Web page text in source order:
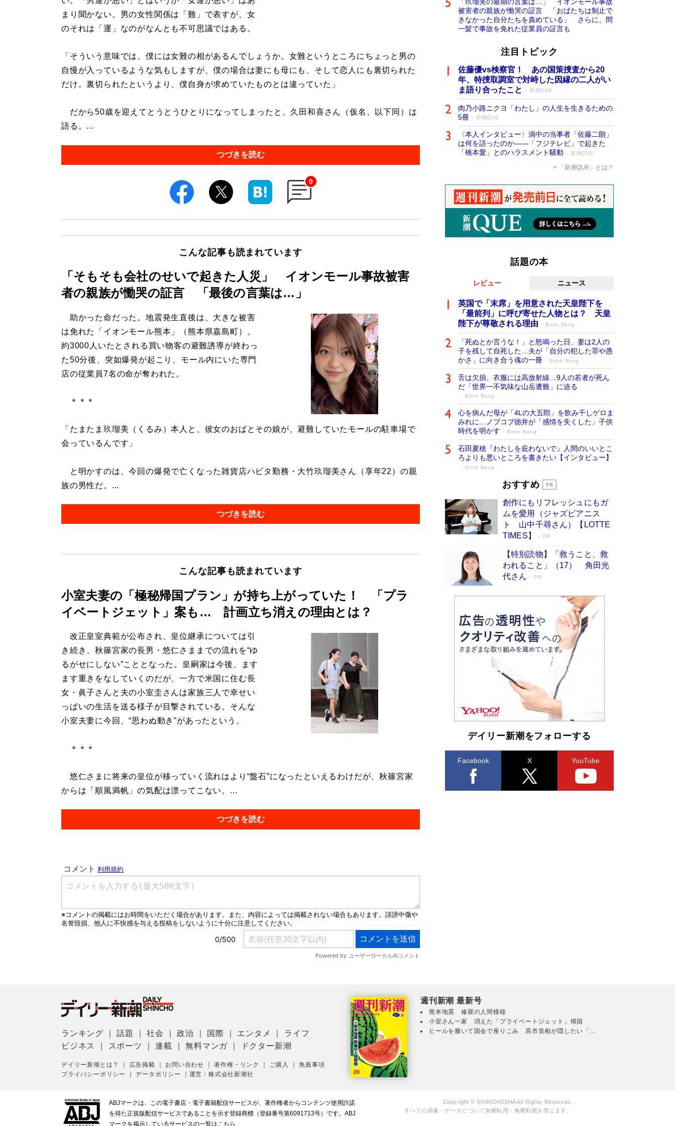
まり聞かない。男の女性関係は「難」で表すが、女
のそれは「運」なのがなんとも不可思議ではある。
「そういう意味では、僕には女難の相があるんでしょうか。女難というところにちょっと男の
自慢が入っているような気もしますが、僕の場合は妻にも母にも、そして恋人にも裏切られた
だけ。裏切られたというより、僕自身が求めていたものとは違っていた」
だから50歳を迎えてとうとうひとりになってしまったと、久田和喜さん（仮名、以下同）は
語る。...
つづきを読む
0
こんな記事も読まれています
「そもそも会社のせいで起きた人災」 イオンモール事故被害
者の親族が慟哭の証言 「最後の言葉は…」
助かった命だった。地震発生直後は、大きな被害
は免れた「イオンモール熊本」（熊本県嘉島町）。
約3000人いたとされる買い物客の避難誘導が終わっ
た50分後、突如爆発が起こり、モール内にいた専門
店の従業員7名の命が奪われた。
＊＊＊
「たまたま玖瑠美（くるみ）本人と、彼女のおばとその娘が、避難していたモールの駐車場で
会っているんです」
と明かすのは、今回の爆発で亡くなった雑貨店ハビタ勤務・大竹玖瑠美さん（享年22）の親
族の男性だ。...
つづきを読む
こんな記事も読まれています
小室夫妻の「極秘帰国プラン」が持ち上がっていた！ 「プラ
イベートジェット」案も… 計画立ち消えの理由とは？
改正皇室典範が公布され、皇位継承については引
き続き、秋篠宮家の長男・悠仁さままでの流れを“ゆ
るがせにしない”こととなった。皇嗣家は今後、ます
ます重きをなしていくのだが、一方で米国に住む長
女・眞子さんと夫の小室圭さんは家族三人で幸せい
っぱいの生活を送る様子が目撃されている。そんな
小室夫妻に今回、“思わぬ動き”があったという。
＊＊＊
悠仁さまに将来の皇位が移っていく流れはより“盤石”になったといえるわけだが、秋篠宮家
からは「順風満帆」の気配は漂ってこない。...
つづきを読む
被害者の親族が慟哭の証言 「おばたちは制止で
きなかった自分たちを責めている」 さらに、間
一髪で事故を免れた従業員の証言も
注目トピック
佐藤優vs検察官！ あの国策捜査から20
年、特捜取調室で対峙した因縁の二人がい
ま語り合ったこと
新潮QUE
肉乃小路ニクヨ「わたし」の人生を生きるための
5冊
新潮QUE
〈本人インタビュー〉渦中の当事者「佐藤二朗」
は何を語ったのか――「フジテレビ」で起きた
「橋本愛」とのハラスメント騒動
新潮QUE
「新潮QUE」とは？
話題の本
レビュー ニュース
英国で「末席」を用意された天皇陛下を
「最前列」に呼び寄せた人物とは？ 天皇
陛下が尊敬される理由
Book Bang
「死ぬとか言うな！」と怒鳴った日、妻は2人の
子を残して自死した…夫が「自分の犯した罪や愚
かさ」に向き合う魂の一冊
Book Bang
舌は欠損、衣服には高放射線…9人の若者が死ん
だ「世界一不気味な山岳遭難」に迫る
Book Bang
心を病んだ母が「4Lの大五郎」を飲み干しゲロま
みれに…ノブコブ徳井が「感情を失くした」子供
時代を明かす
Book Bang
石田夏穂『わたしを庇わないで』人間のいいとこ
ろよりも悪いところを書きたい【インタビュー】
Book Bang
73歳でも働くしかない 「老後レス時代」
「なんで？ そんな馬鹿な……」90歳になった作
家・阿刀田高さんが、ひとり暮らしの生活を明か
す
Book Bang
グに『容疑者Xの献身』『白夜行』など代表作が
並ぶ［文庫ベストセラー］
Book Bang
和田秀樹の70代、80代向け新書がベスト3を独
「『火垂るの墓』は、大嘘である」原作者が抱き
続けた“自責の念”とは…「自己憐憫は描きたくな
い」監督が徹底的にこだわったこと（後編） #
戦争の記憶
Book Bang
おすすめ
創作にもリフレッシュにもガ
ムを愛用（ジャズピアニス
ト 山中千尋さん）【LOTTE
TIMES】
PR
【特別読物】「救うこと、救
われること」（17） 角田光
代さん
PR
デイリー新潮をフォローする
Facebook X YouTube
ランキング ｜話題 ｜社会 ｜政治 国際 エンタメ
ライフ
ビジネス
スポーツ ｜連載 ｜無料マンガ ドクター新潮
デイリー新潮とは？ 広告掲載 お問い合わせ ｜著作権・リンク ご購入 ｜免責事項
プライバシーポリシー
｜データポリシー 運営：株式会社新潮社
週刊新潮 最新号
熊本地震 修羅の人間模様
小室さん一家 消えた「プライベートジェット」帰国
ヒールを履いて国会で座りこみ 高市首相が隠したい「...
ABJマークは、この電子書店・電子書籍配信サービスが、著作権者からコンテンツ使用許諾
を得た正規版配信サービスであることを示す登録商標（登録番号第6091713号）です。ABJ
マークを掲示しているサービスの一覧は こちら
Copyright © SHINCHOSHA All Rights Reserved.
すべての画像・データについて無断転用・無断転載を禁じます。